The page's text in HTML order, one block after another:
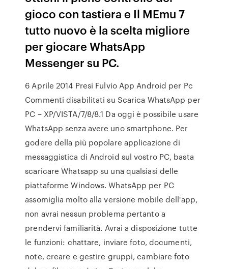
gioco con tastiera e Il MEmu 7
tutto nuovo è la scelta migliore
per giocare WhatsApp
Messenger su PC.
6 Aprile 2014 Presi Fulvio App Android per Pc
Commenti disabilitati su Scarica WhatsApp per
PC – XP/VISTA/7/8/8.1 Da oggi è possibile usare
WhatsApp senza avere uno smartphone. Per
godere della più popolare applicazione di
messaggistica di Android sul vostro PC, basta
scaricare Whatsapp su una qualsiasi delle
piattaforme Windows. WhatsApp per PC
assomiglia molto alla versione mobile dell'app,
non avrai nessun problema pertanto a
prendervi familiarità. Avrai a disposizione tutte
le funzioni: chattare, inviare foto, documenti,
note, creare e gestire gruppi, cambiare foto